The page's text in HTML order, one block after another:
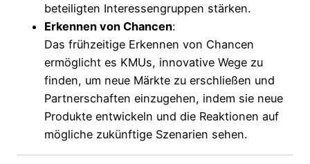
beteiligten Interessengruppen stärken.
Erkennen von Chancen:
Das frühzeitige Erkennen von Chancen
ermöglicht es KMUs, innovative Wege zu
finden, um neue Märkte zu erschließen und
Partnerschaften einzugehen, indem sie neue
Produkte entwickeln und die Reaktionen auf
mögliche zukünftige Szenarien sehen.